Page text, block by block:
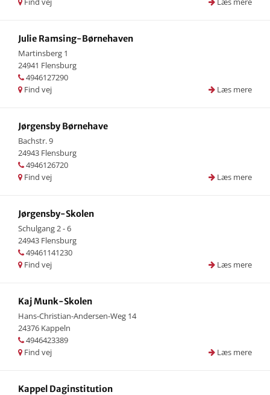
Julie Ramsing-Børnehaven
Martinsberg 1
24941 Flensburg
4946127290
Læs mere
Find vej
Jørgensby Børnehave
Bachstr. 9
24943 Flensburg
4946126720
Læs mere
Find vej
Jørgensby-Skolen
Schulgang 2 - 6
24943 Flensburg
49461141230
Læs mere
Find vej
Kaj Munk-Skolen
Hans-Christian-Andersen-Weg 14
24376 Kappeln
4946423389
Læs mere
Find vej
Kappel Daginstitution